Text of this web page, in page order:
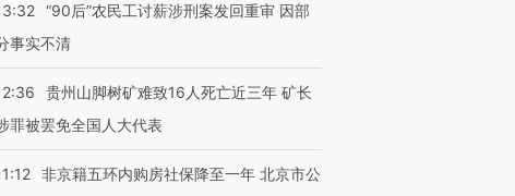
“90后”农民工讨薪涉刑案发回重审 因部
事实不清
贵州山脚树矿难致16人死亡近三年 矿长
罪被罢免全国人大代表
非京籍五环内购房社保降至一年 北京市公